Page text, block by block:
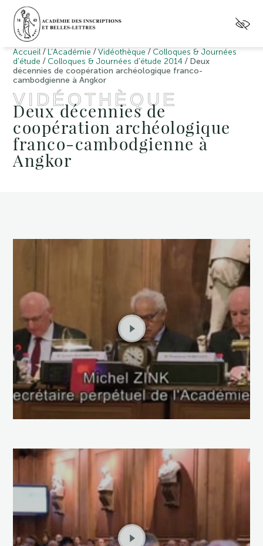
Accueil / L’Académie /Vidéothèque / Colloques & Journées
d'étude / Colloques & Journées d'étude 2014 / Deux
décennies de coopération archéologique franco-
cambodgienne à Angkor
VIDÉOTHÈQUE
Deux décennies de
coopération archéologique
franco-cambodgienne à
Angkor